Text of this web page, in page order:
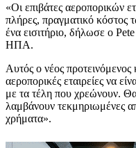
«Οι επιβάτες αεροπορικών
πλήρες, πραγματικό κόστος
ένα εισιτήριο, δήλωσε ο
ΗΠΑ.
Αυτός ο νέος προτεινόμενος
αεροπορικές εταιρείες να
με τα τέλη που χρεώνουν. Θα
λαμβάνουν τεκμηριωμένες
χρήματα».